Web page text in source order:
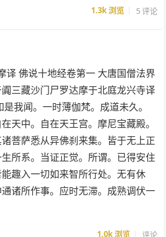
1.3k浏览 5 评论
译 佛说十地经卷第一 大唐国僧法界
三藏沙门尸罗达摩于北庭龙兴寺译
我闻。一时薄伽梵。成道未久。
天中。自在天王宫。摩尼宝藏殿。
菩萨悉从异佛刹来集。皆于无上正
所系。当证正觉。所谓。已得安住
趣入一切如来智所行处。无有休
诸所作事。应时无滞。成熟调伏一
1.0k浏览 评论